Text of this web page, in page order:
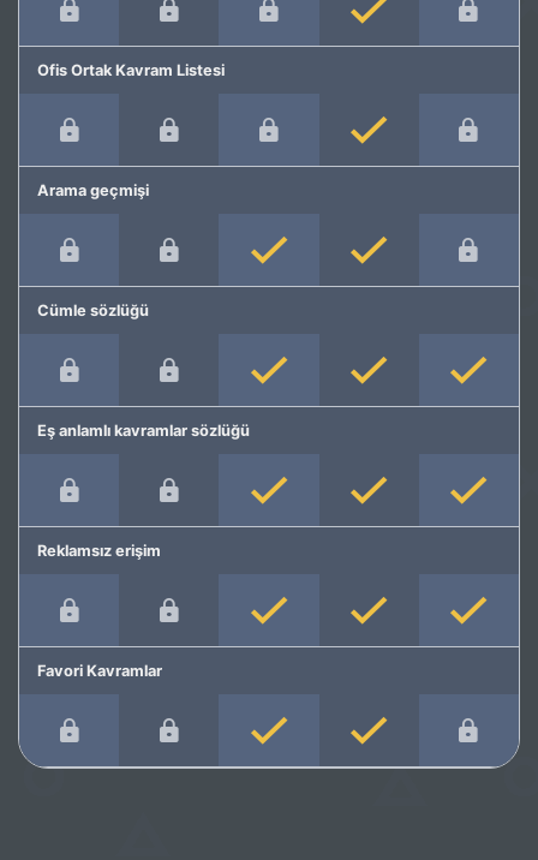
Ofis Ortak Kavram Listesi
Arama geçmişi
Cümle sözlüğü
Eş anlamlı kavramlar sözlüğü
Reklamsız erişim
Favori Kavramlar